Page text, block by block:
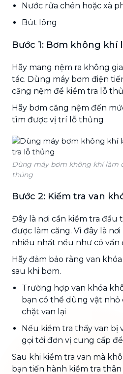
Nước rửa chén hoặc xà
Bút lông
Bước 1: Bơm không khí
Hãy mang nệm ra không
tác. Dùng máy bơm điện
căng nệm để kiểm tra lỗ
Hãy bơm căng nệm đến
tìm được vị trí lỗ thủng
Dùng máy bơm không khí làm
thủng
Bước 2: Kiểm tra van
Đây là nơi cần kiểm tra đầu
được làm căng. Vì đây là
nhiều nhất nếu như có vấn
Hãy đảm bảo rằng van
sau khi bơm.
Trường hợp van khóa
bạn có thể dùng vật nhỏ
chặt van lại
Nếu kiểm tra thấy van bị
gọi tới đơn vị cung cấp
Sau khi kiểm tra van mà
bạn tiến hành kiểm tra